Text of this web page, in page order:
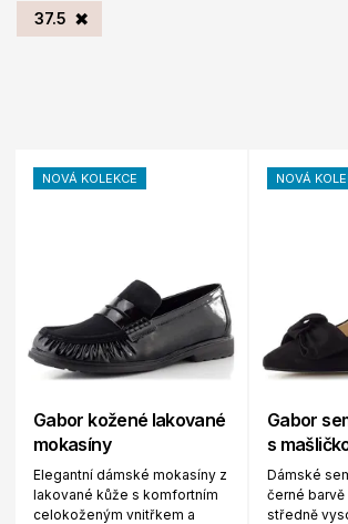
37.5
NOVÁ KOLEKCE
Gabor kožené lakované
mokasíny
Elegantní dámské mokasíny z
lakované kůže s komfortním
celokoženým vnitřkem a
NOVÁ
Gabor
s
Dámské
černé barvě
středně